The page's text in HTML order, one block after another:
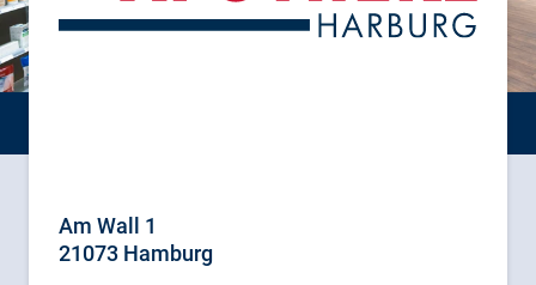
Am Wall 1
21073 Hamburg